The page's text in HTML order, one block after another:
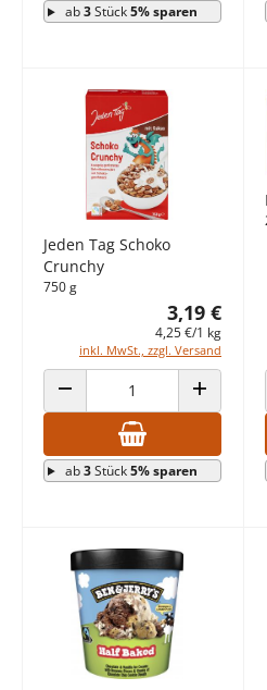
ab3Stück5% sparen
Jeden Tag Schoko
Crunchy
750 g
3,19 €
4,25 €/1 kg
inkl. MwSt., zzgl. Versand
ANZAHL VERRINGERN ANZAHL
ab3Stück5% sparen